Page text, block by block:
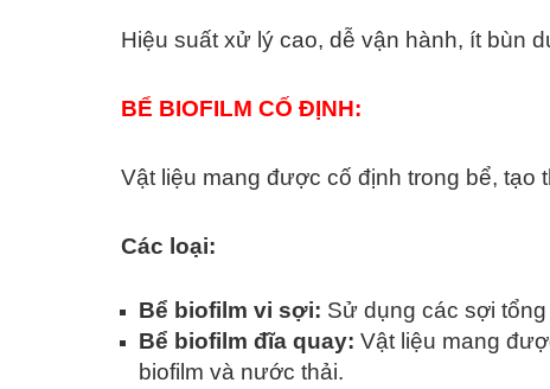
Hiệu suất xử lý cao, dễ vận hành, ít bùn
BỂ BIOFILM CỐ ĐỊNH:
Vật liệu mang được cố định trong bể, tạo
Các loại:
Bể biofilm vi sợi: Sử dụng các sợi
Bể biofilm đĩa quay: Vật liệu mang
biofilm và nước thải.